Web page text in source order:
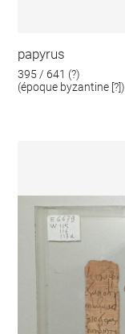
papyrus
395 / 641 (?)
(époque byzantine [?])